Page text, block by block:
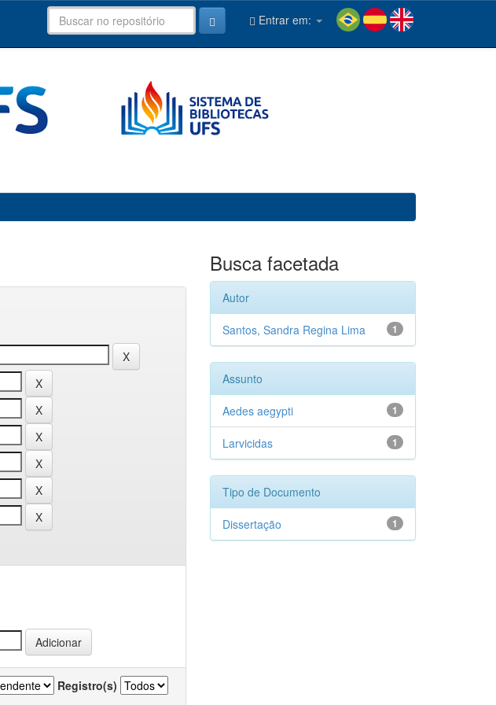
Entrar em:
Registro(s)
Busca facetada
Autor
1
Santos, Sandra Regina Lima
Assunto
1
Aedes aegypti
1
Larvicidas
Tipo de Documento
1
Dissertação